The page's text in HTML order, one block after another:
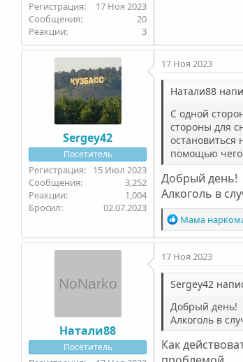
17 Ноя 2023
20
3
Sergey42
Посетитель
15 Июл 2023
3,252
1,004
Бросил
02.07.2023
17 Ноя 2023
Натали88
С одной
стороны для
остановиться
помощью
Добрый день!
Алкоголь в
Р
е
а
к
и
:
Мама
Натали88
Посетитель
17 Ноя 2023
Sergey42
Добрый день!
Алкоголь в
Как